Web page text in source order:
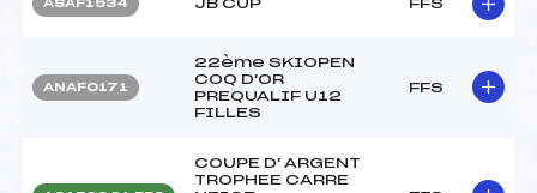
ASAF1534 JB CUP FFS
ANAF0171
22ème SKIOPEN
COQ D'OR
PREQUALIF U12
FILLES
FFS
COUPE D' ARGENT
TROPHEE CARRE